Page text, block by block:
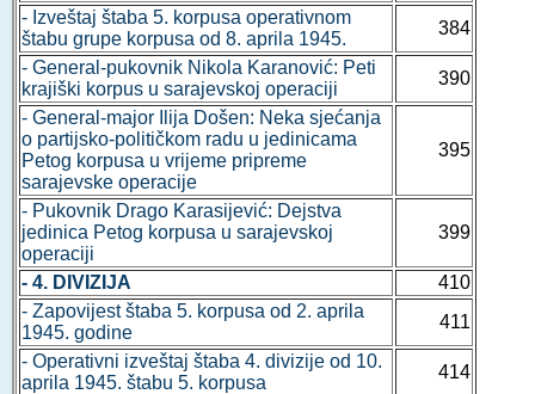
- Izveštaj štaba 5. korpusa operativnom
štabu grupe korpusa od 8. aprila 1945.
384
- General-pukovnik Nikola Karanović: Peti
krajiški korpus u sarajevskoj operaciji
390
- General-major Ilija Došen: Neka sjećanja
o partijsko-političkom radu u jedinicama
Petog korpusa u vrijeme pripreme
sarajevske operacije
395
- Pukovnik Drago Karasijević: Dejstva
jedinica Petog korpusa u sarajevskoj
operaciji
399
- 4. DIVIZIJA
410
- Zapovijest štaba 5. korpusa od 2. aprila
1945. godine
411
- Operativni izveštaj štaba 4. divizije od 10.
aprila 1945. štabu 5. korpusa
414